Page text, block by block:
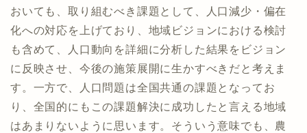
おいても、取り組むべき課題として、人口減少・偏在
化への対応を上げており、地域ビジョンにおける検討
も含めて、人口動向を詳細に分析した結果をビジョン
に反映させ、今後の施策展開に生かすべきだと考えま
す。一方で、人口問題は全国共通の課題となってお
り、全国的にもこの課題解決に成功したと言える地域
はあまりないように思います。そういう意味でも、農